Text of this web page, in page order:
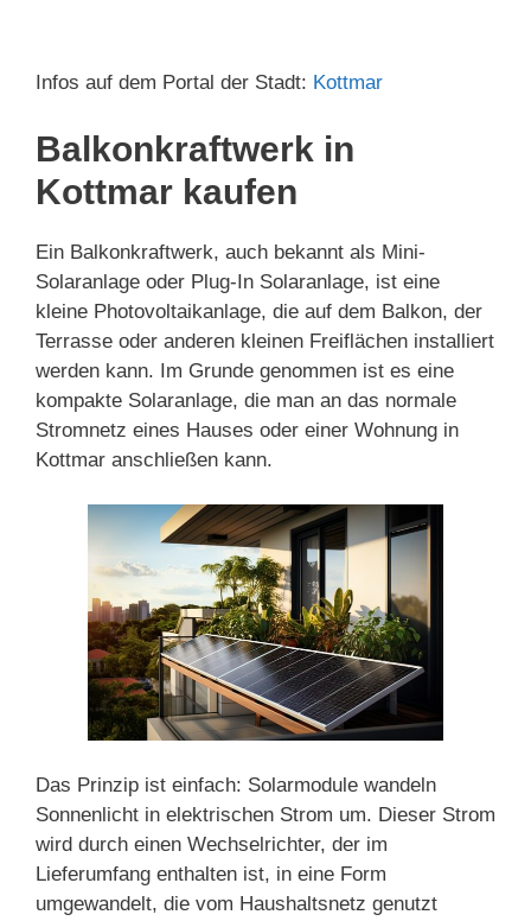
Infos auf dem Portal der Stadt: Kottmar
Balkonkraftwerk in
Kottmar kaufen
Ein Balkonkraftwerk, auch bekannt als Mini-
Solaranlage oder Plug-In Solaranlage, ist eine
kleine Photovoltaikanlage, die auf dem Balkon, der
Terrasse oder anderen kleinen Freiflächen installiert
werden kann. Im Grunde genommen ist es eine
kompakte Solaranlage, die man an das normale
Stromnetz eines Hauses oder einer Wohnung in
Kottmar anschließen kann.
Das Prinzip ist einfach: Solarmodule wandeln
Sonnenlicht in elektrischen Strom um. Dieser Strom
wird durch einen Wechselrichter, der im
Lieferumfang enthalten ist, in eine Form
umgewandelt, die vom Haushaltsnetz genutzt